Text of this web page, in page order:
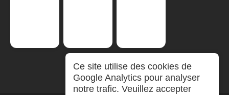
Ce site utilise des cookies de
Google Analytics pour analyser
notre trafic. Veuillez accepter